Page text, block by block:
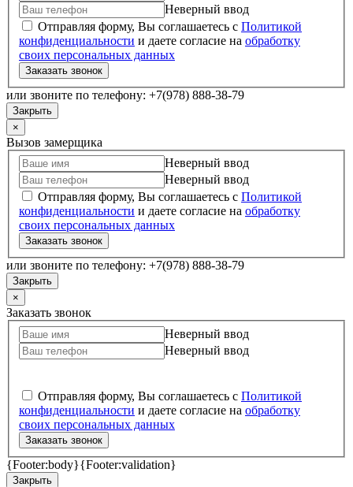
Неверный ввод
Отправляя форму, Вы соглашаетесь с Политикой
конфиденциальности и даете согласие на обработку
своих персональных данных
Заказать звонок
или звоните по телефону: +7(978) 888-38-79
Закрыть
×
Вызов замерщика
Неверный ввод
Неверный ввод
Отправляя форму, Вы соглашаетесь с Политикой
конфиденциальности и даете согласие на обработку
своих персональных данных
Заказать звонок
или звоните по телефону: +7(978) 888-38-79
Закрыть
×
Заказать звонок
Неверный ввод
Неверный ввод
Отправляя форму, Вы соглашаетесь с Политикой
конфиденциальности и даете согласие на обработку
своих персональных данных
Заказать звонок
{Footer:body}{Footer:validation}
Закрыть